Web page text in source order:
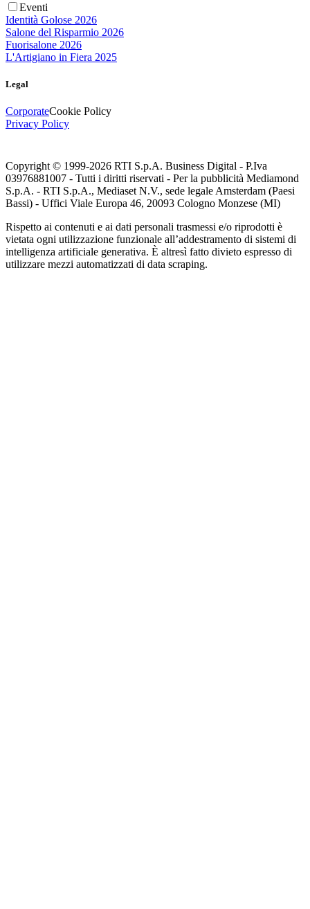
Eventi
Identità Golose 2026
Salone del Risparmio 2026
Fuorisalone 2026
L'Artigiano in Fiera 2025
Legal
CorporateCookie Policy
Privacy Policy
Copyright © 1999-2026 RTI S.p.A. Business Digital - P.Iva
03976881007 - Tutti i diritti riservati - Per la pubblicità Mediamond
S.p.A. - RTI S.p.A., Mediaset N.V., sede legale Amsterdam (Paesi
Bassi) - Uffici Viale Europa 46, 20093 Cologno Monzese (MI)
Rispetto ai contenuti e ai dati personali trasmessi e/o riprodotti è
vietata ogni utilizzazione funzionale all’addestramento di sistemi di
intelligenza artificiale generativa. È altresì fatto divieto espresso di
utilizzare mezzi automatizzati di data scraping.